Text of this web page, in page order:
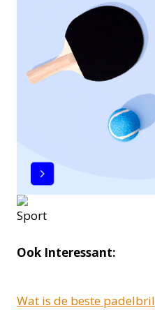
Ook Interessant:
Wat is de beste padelbril